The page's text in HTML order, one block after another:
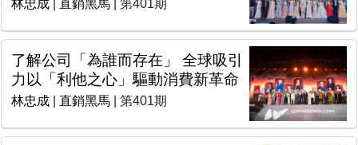
林忠成 直銷黑馬 | 第401期
了解公司「為誰而存在」 全球吸引
力以「利他之心」驅動消費新革命
林忠成 直銷黑馬 | 第401期